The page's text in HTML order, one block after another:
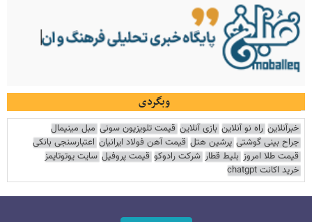
وبگردی
خبرآنلاین راه نو آنلاین بازی آنلاین قیمت تلویزیون سونی مبل مینیمال
جراح بینی گوشتی پرشین هتل قیمت آهن فولاد ایرانیان اعتبارسنجی بانکی
قیمت طلا امروز بلیط قطار شرکت رادوکو قیمت پروفیل سایت یوتوتایمز
خرید اکانت chatgpt